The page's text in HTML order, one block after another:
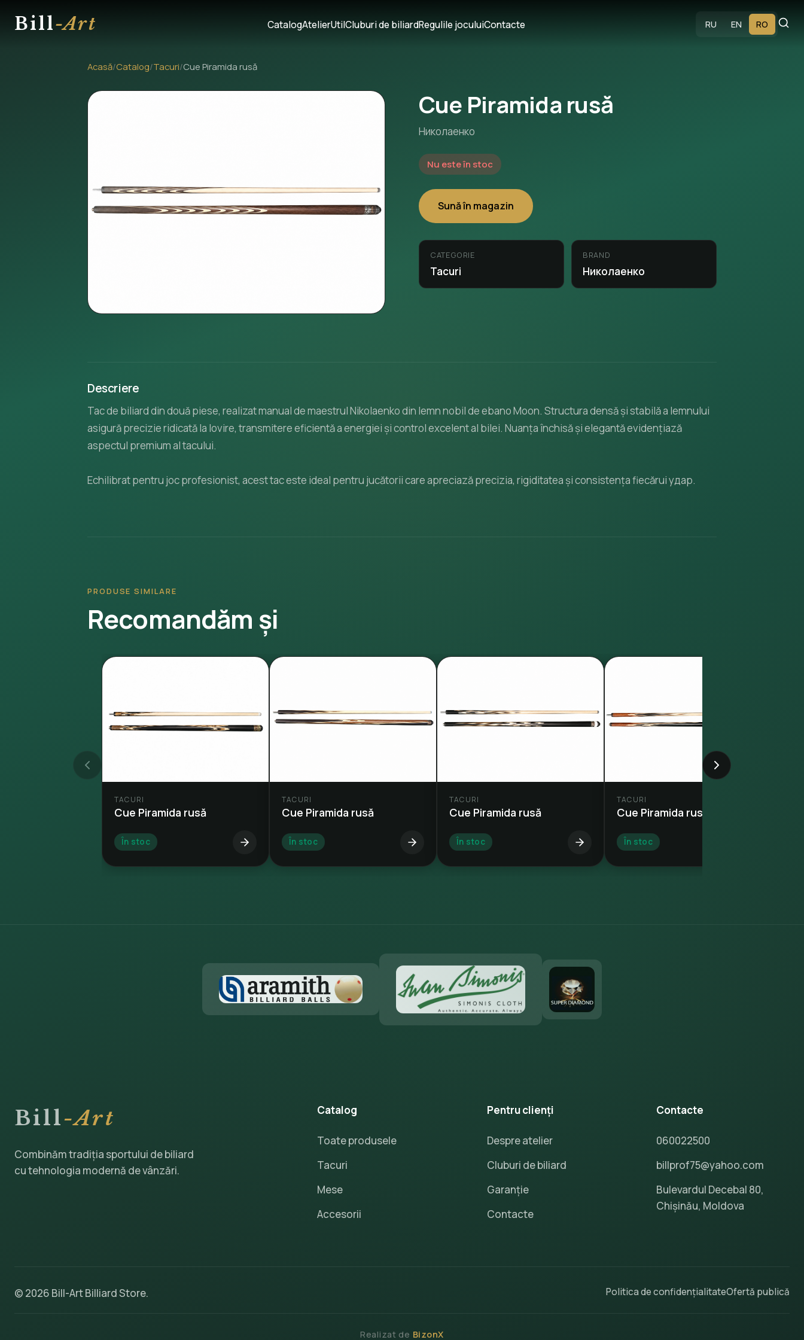
Bill-Art CatalogAtelierUtilCluburi de biliardRegulile joculuiContacte RU EN RO
Acasă/Catalog/Tacuri/Cue Piramida rusă
Cue Piramida rusă
Николаенко
Nu este în stoc
Sună în magazin
CATEGORIE
Tacuri
BRAND
Николаенко
Descriere
Tac de biliard din două piese, realizat manual de maestrul Nikolaenko din lemn nobil de ebano Moon. Structura densă și stabilă a lemnului
asigură precizie ridicată la lovire, transmitere eficientă a energiei și control excelent al bilei. Nuanța închisă și elegantă evidențiază
aspectul premium al tacului.
Echilibrat pentru joc profesionist, acest tac este ideal pentru jucătorii care apreciază precizia, rigiditatea și consistența fiecărui удар.
PRODUSE SIMILARE
Recomandăm și
TACURI
Cue Piramida rusă
În stoc
TACURI
Cue Piramida rusă
În stoc
TACURI
Cue Piramida rusă
În stoc
TACURI
Cue Piramida rusă
În stoc
Bill-Art
Combinăm tradiția sportului de biliard
cu tehnologia modernă de vânzări.
Catalog
Toate produsele
Tacuri
Mese
Accesorii
Pentru clienți
Despre atelier
Cluburi de biliard
Garanție
Contacte
Contacte
060022500
billprof75@yahoo.com
Bulevardul Decebal 80,
Chișinău, Moldova
© 2026 Bill-Art Billiard Store. Politica de confidențialitateOfertă publică
Realizat de BizonX